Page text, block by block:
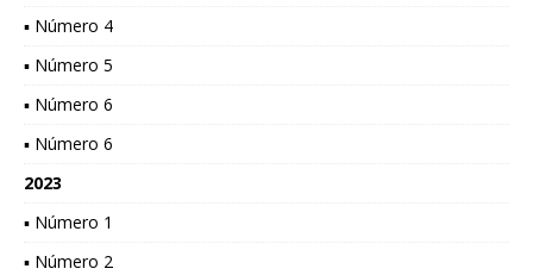
▪ Número 4
▪ Número 5
▪ Número 6
▪ Número 6
2023
▪ Número 1
▪ Número 2